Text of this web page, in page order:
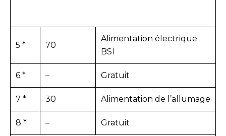
5 * 70
Alimentation électrique
BSI
6 * – Gratuit
7 * 30 Alimentation de l’allumage
8 * – Gratuit